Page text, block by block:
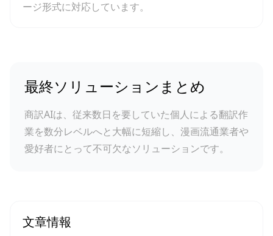
ージ形式に対応しています。
最終ソリューションまとめ
商訳AIは、従来数日を要していた個人による翻訳作
業を数分レベルへと大幅に短縮し、漫画流通業者や
愛好者にとって不可欠なソリューションです。
文章情報